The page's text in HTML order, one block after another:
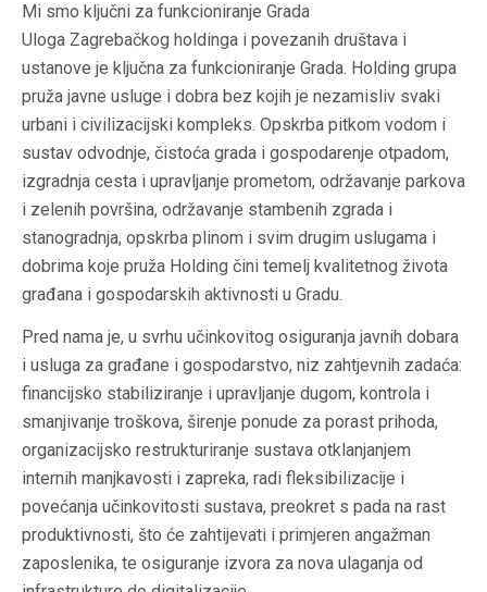
Mi smo ključni za funkcioniranje Grada
Uloga Zagrebačkog holdinga i povezanih društava i
ustanove je ključna za funkcioniranje Grada. Holding grupa
pruža javne usluge i dobra bez kojih je nezamisliv svaki
urbani i civilizacijski kompleks. Opskrba pitkom vodom i
sustav odvodnje, čistoća grada i gospodarenje otpadom,
izgradnja cesta i upravljanje prometom, održavanje parkova
i zelenih površina, održavanje stambenih zgrada i
stanogradnja, opskrba plinom i svim drugim uslugama i
dobrima koje pruža Holding čini temelj kvalitetnog života
građana i gospodarskih aktivnosti u Gradu.
Pred nama je, u svrhu učinkovitog osiguranja javnih dobara
i usluga za građane i gospodarstvo, niz zahtjevnih zadaća:
financijsko stabiliziranje i upravljanje dugom, kontrola i
smanjivanje troškova, širenje ponude za porast prihoda,
organizacijsko restrukturiranje sustava otklanjanjem
internih manjkavosti i zapreka, radi fleksibilizacije i
povećanja učinkovitosti sustava, preokret s pada na rast
produktivnosti, što će zahtijevati i primjeren angažman
zaposlenika, te osiguranje izvora za nova ulaganja od